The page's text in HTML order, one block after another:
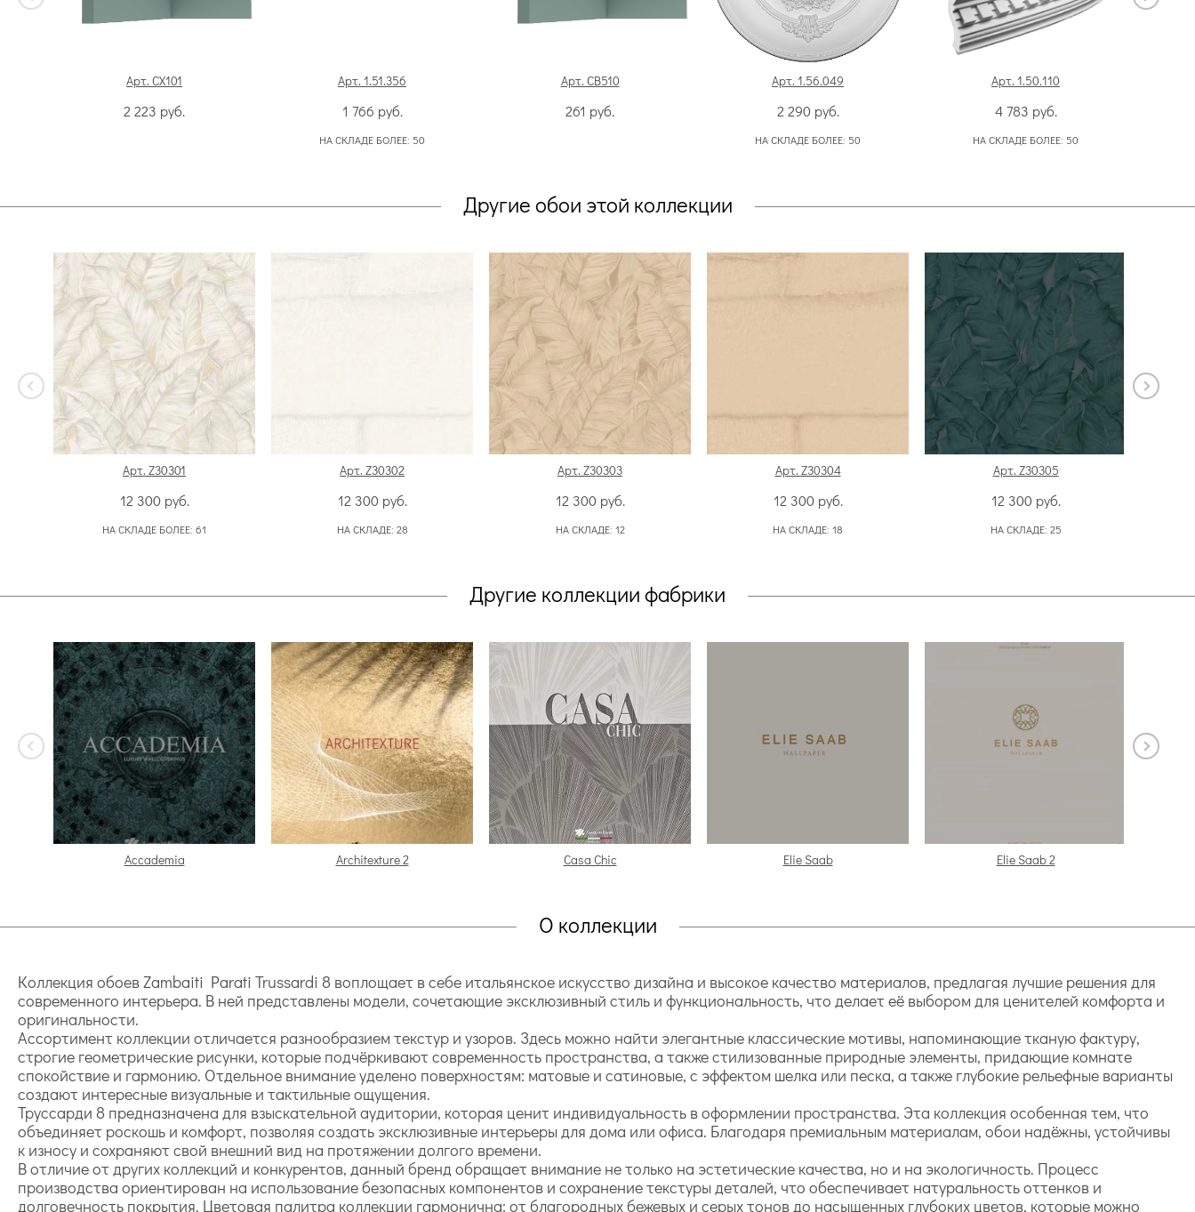
Арт. CX101
2 223 руб.
Арт. 1.51.356
1 766 руб.
НА СКЛАДЕ БОЛЕЕ: 50
Арт. CB510
261 руб.
Арт. 1.56.049
2 290 руб.
НА СКЛАДЕ БОЛЕЕ: 50
Арт. 1.50.110
4 783 руб.
НА СКЛАДЕ БОЛЕЕ: 50
Другие обои этой коллекции
Арт. Z30301
12 300 руб.
НА СКЛАДЕ БОЛЕЕ: 61
Арт. Z30302
12 300 руб.
НА СКЛАДЕ: 28
Арт. Z30303
12 300 руб.
НА СКЛАДЕ: 12
Арт. Z30304
12 300 руб.
НА СКЛАДЕ: 18
Арт. Z30305
12 300 руб.
НА СКЛАДЕ: 25
Другие коллекции фабрики
Accademia Architexture 2 Casa Chic Elie Saab Elie Saab 2
О коллекции
Коллекция обоев Zambaiti Parati Trussardi 8 воплощает в себе итальянское искусство дизайна и высокое качество материалов, предлагая лучшие решения для
современного интерьера. В ней представлены модели, сочетающие эксклюзивный стиль и функциональность, что делает её выбором для ценителей комфорта и
оригинальности.
Ассортимент коллекции отличается разнообразием текстур и узоров. Здесь можно найти элегантные классические мотивы, напоминающие тканую фактуру,
строгие геометрические рисунки, которые подчёркивают современность пространства, а также стилизованные природные элементы, придающие комнате
спокойствие и гармонию. Отдельное внимание уделено поверхностям: матовые и сатиновые, с эффектом шелка или песка, а также глубокие рельефные варианты
создают интересные визуальные и тактильные ощущения.
Труссарди 8 предназначена для взыскательной аудитории, которая ценит индивидуальность в оформлении пространства. Эта коллекция особенная тем, что
объединяет роскошь и комфорт, позволяя создать эксклюзивные интерьеры для дома или офиса. Благодаря премиальным материалам, обои надёжны, устойчивы
к износу и сохраняют свой внешний вид на протяжении долгого времени.
В отличие от других коллекций и конкурентов, данный бренд обращает внимание не только на эстетические качества, но и на экологичность. Процесс
производства ориентирован на использование безопасных компонентов и сохранение текстуры деталей, что обеспечивает натуральность оттенков и
долговечность покрытия. Цветовая палитра коллекции гармонична: от благородных бежевых и серых тонов до насыщенных глубоких цветов, которые можно